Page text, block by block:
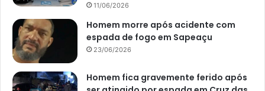
11/06/2026
Homem morre após acidente com
espada de fogo em Sapeaçu
23/06/2026
Homem fica gravemente ferido após